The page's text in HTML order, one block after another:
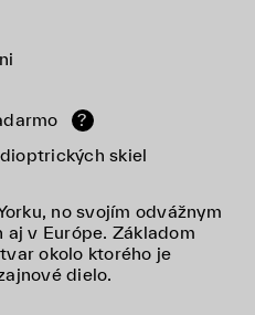
?
skiel
no svojím odvážnym
v Európe. Základom
okolo ktorého je
dielo.